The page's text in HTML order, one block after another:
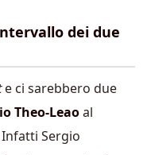
dei due
e ci sarebbero due
Theo-Leaoal
Sergio